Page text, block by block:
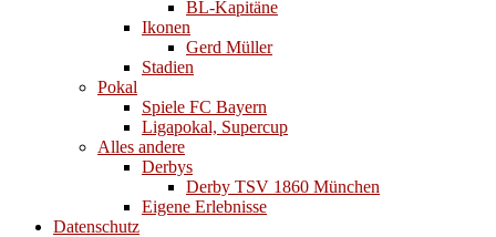
BL-Kapitäne
Ikonen
Gerd Müller
Stadien
Pokal
Spiele FC Bayern
Ligapokal, Supercup
Alles andere
Derbys
Derby TSV 1860 München
Eigene Erlebnisse
Datenschutz